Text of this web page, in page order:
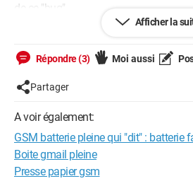
de ce "bug".
éviter la panne de batterie
Merci de votre aide.
Merci de votre aide.
Windows / Firefox 125.0
Afficher la
Répondre (3) Moi aussi
Partager
A voir également:
GSM batterie pleine qui "dit" : batterie
Boite gmail pleine
Presse papier gsm